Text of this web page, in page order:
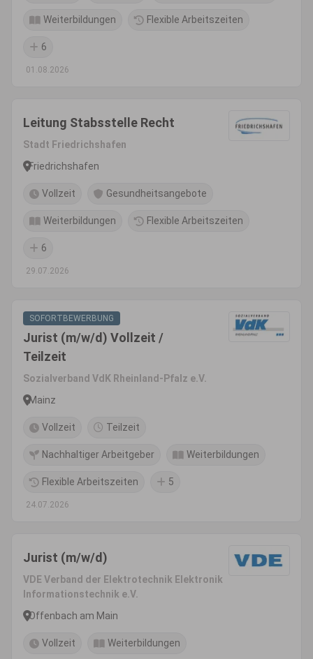
Weiterbildungen Flexible Arbeitszeiten
6
01.08.2026
Leitung Stabsstelle Recht
Stadt Friedrichshafen
Friedrichshafen
Vollzeit Gesundheitsangebote
Weiterbildungen Flexible Arbeitszeiten
6
29.07.2026
SOFORTBEWERBUNG
Jurist (m/w/d) Vollzeit /
Teilzeit
Sozialverband VdK Rheinland-Pfalz e.V.
Mainz
Vollzeit Teilzeit
Nachhaltiger Arbeitgeber Weiterbildungen
Flexible Arbeitszeiten 5
24.07.2026
Jurist (m/w/d)
VDE Verband der Elektrotechnik Elektronik
Informationstechnik e.V.
Offenbach am Main
Vollzeit Weiterbildungen